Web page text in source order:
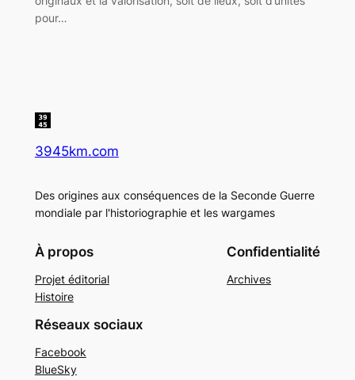
pour…
3945km.com
Des origines aux conséquences de la Seconde Guerre
mondiale par l'historiographie et les wargames
À propos
Projet éditorial
Histoire
Confidentialité
Archives
Réseaux sociaux
Facebook
BlueSky